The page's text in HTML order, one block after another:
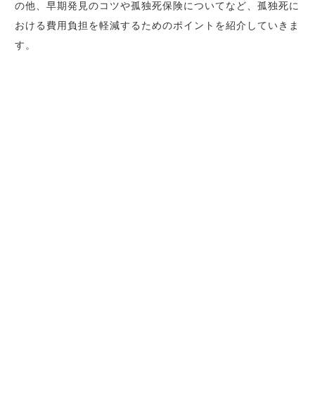
の他、早期発見のコツや孤独死保険についてなど、孤独死に
おける費用負担を軽減するためのポイントを紹介していきま
す。